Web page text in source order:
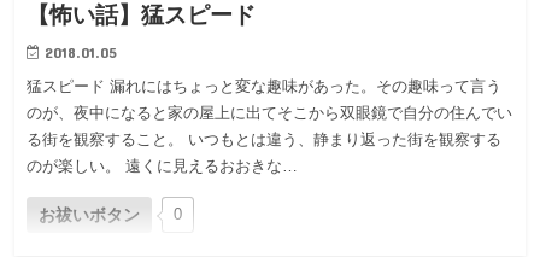
【怖い話】猛スピード
2018.01.05
猛スピード 漏れにはちょっと変な趣味があった。その趣味って言う
のが、夜中になると家の屋上に出てそこから双眼鏡で自分の住んでい
る街を観察すること。 いつもとは違う、静まり返った街を観察する
のが楽しい。 遠くに見えるおおきな…
お祓いボタン 0